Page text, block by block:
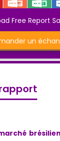
Free Report
un